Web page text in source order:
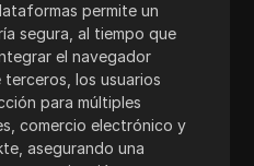
permite un
segura, al tiempo que
el navegador
los usuarios
para múltiples
comercio electrónico y
asegurando una